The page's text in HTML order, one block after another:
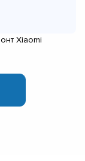
Xiaomi